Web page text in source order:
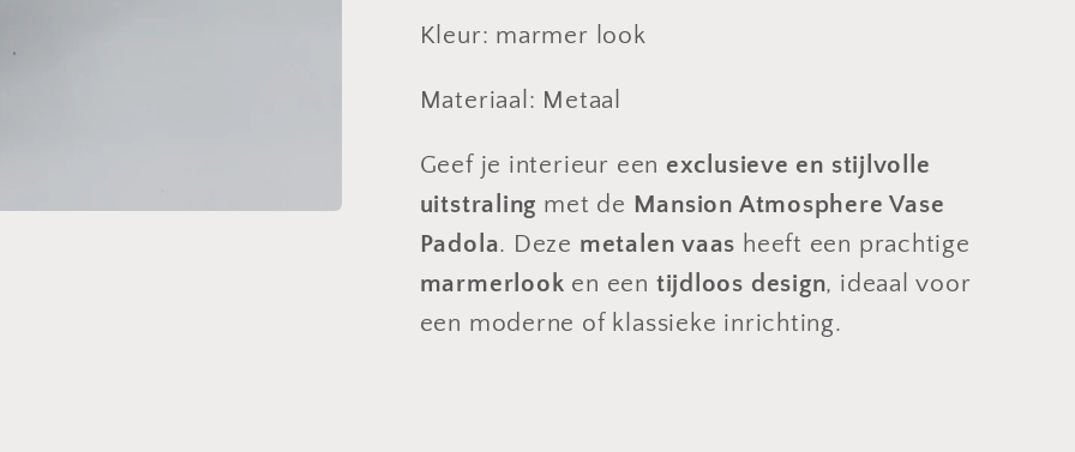
Kleur: marmer look
Materiaal: Metaal
Geef je interieur een exclusieve en stijlvolle
uitstraling met de Mansion Atmosphere Vase
Padola. Deze metalen vaas heeft een prachtige
marmerlook en een tijdloos design, ideaal voor
een moderne of klassieke inrichting.